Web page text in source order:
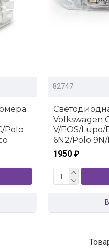
Polo
82747
Volkswagen
V/EOS/Lupo/
6N2/Polo
1950 ₽